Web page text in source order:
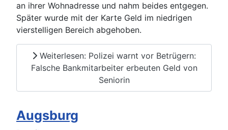
an ihrer Wohnadresse und nahm beides entgegen.
Später wurde mit der Karte Geld im niedrigen
vierstelligen Bereich abgehoben.
Weiterlesen: Polizei warnt vor Betrügern:
Falsche Bankmitarbeiter erbeuten Geld von
Seniorin
Augsburg